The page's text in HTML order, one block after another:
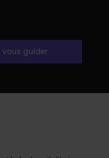
vous guider